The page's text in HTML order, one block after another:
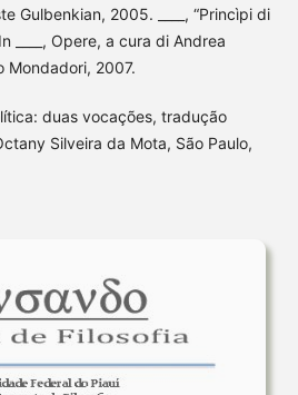
Gulbenkian, 2005. ____, “Princìpi di
____, Opere, a cura di Andrea
Mondadori, 2007.
duas vocações, tradução
Silveira da Mota, São Paulo,